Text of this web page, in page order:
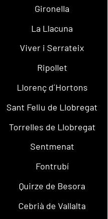
Gironella
La Llacuna
Viver i Serrateix
Ripollet
Llorenç d´Hortons
Sant Feliu de Llobregat
Torrelles de Llobregat
Sentmenat
Fontrubí
Quirze de Besora
Cebrià de Vallalta